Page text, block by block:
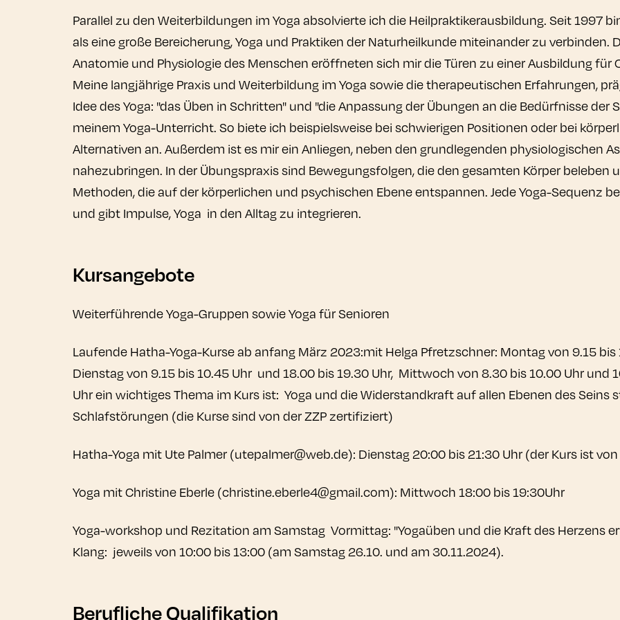
Parallel zu den Weiterbildungen im Yoga absolvierte ich die Heilpraktikerausbildung. Seit 1997
als eine große Bereicherung, Yoga und Praktiken der Naturheilkunde miteinander zu verbinden.
Anatomie und Physiologie des Menschen eröffneten sich mir die Türen zu einer Ausbildung für
Meine langjährige Praxis und Weiterbildung im Yoga sowie die therapeutischen Erfahrungen,
Idee des Yoga: "das Üben in Schritten" und "die Anpassung der Übungen an die Bedürfnisse
meinem Yoga-Unterricht. So biete ich beispielsweise bei schwierigen Positionen oder bei
Alternativen an. Außerdem ist es mir ein Anliegen, neben den grundlegenden physiologischen
nahezubringen. In der Übungspraxis sind Bewegungsfolgen, die den gesamten Körper beleben
Methoden, die auf der körperlichen und psychischen Ebene entspannen. Jede Yoga-Sequenz
und gibt Impulse, Yoga in den Alltag zu integrieren.
Kursangebote
Weiterführende Yoga-Gruppen sowie Yoga für Senioren
Laufende Hatha-Yoga-Kurse ab anfang März 2023:mit Helga Pfretzschner: Montag von 9.15 bis
Dienstag von 9.15 bis 10.45 Uhr und 18.00 bis 19.30 Uhr, Mittwoch von 8.30 bis 10.00 Uhr und
Uhr ein wichtiges Thema im Kurs ist: Yoga und die Widerstandkraft auf allen Ebenen des Seins
Schlafstörungen (die Kurse sind von der ZZP zertifiziert)
Hatha-Yoga mit Ute Palmer (utepalmer@web.de): Dienstag 20:00 bis 21:30 Uhr (der Kurs ist
Yoga mit Christine Eberle (christine.eberle4@gmail.com): Mittwoch 18:00 bis 19:30Uhr
Yoga-workshop und Rezitation am Samstag Vormittag: "Yogaüben und die Kraft des Herzens
Klang: jeweils von 10:00 bis 13:00 (am Samstag 26.10. und am 30.11.2024).
Berufliche Qualifikation